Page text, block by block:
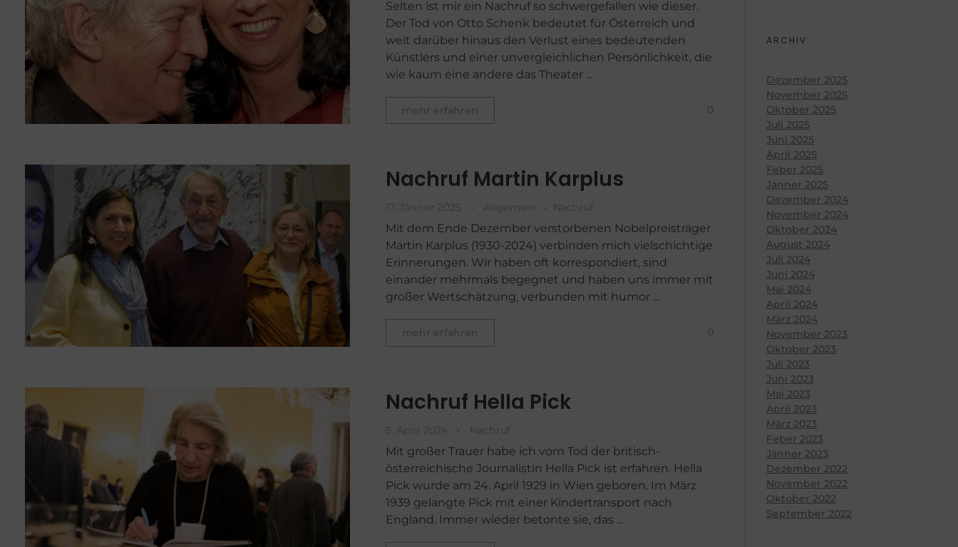
Selten ist mir ein Nachruf so schwergefallen wie dieser.
Der Tod von Otto Schenk bedeutet für Österreich und
weit darüber hinaus den Verlust eines bedeutenden
Künstlers und einer unvergleichlichen Persönlichkeit, die
wie kaum eine andere das Theater ...
mehr erfahren 0
Nachruf Martin Karplus
17. Jänner 2025 Allgemein Nachruf
Mit dem Ende Dezember verstorbenen Nobelpreisträger
Martin Karplus (1930-2024) verbinden mich vielschichtige
Erinnerungen. Wir haben oft korrespondiert, sind
einander mehrmals begegnet und haben uns immer mit
großer Wertschätzung, verbunden mit humor ...
mehr erfahren 0
Nachruf Hella Pick
5. April 2024 Nachruf
Mit großer Trauer habe ich vom Tod der britisch-
österreichische Journalistin Hella Pick ist erfahren. Hella
Pick wurde am 24. April 1929 in Wien geboren. Im März
1939 gelangte Pick mit einer Kindertransport nach
England. Immer wieder betonte sie, das ...
ARCHIV
Dezember 2025
November 2025
Oktober 2025
Juli 2025
Juni 2025
April 2025
Feber 2025
Jänner 2025
Dezember 2024
November 2024
Oktober 2024
August 2024
Juli 2024
Juni 2024
Mai 2024
April 2024
März 2024
November 2023
Oktober 2023
Juli 2023
Juni 2023
Mai 2023
April 2023
März 2023
Feber 2023
Jänner 2023
Dezember 2022
November 2022
Oktober 2022
September 2022